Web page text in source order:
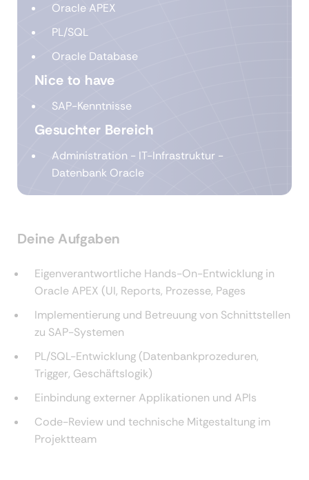
Oracle APEX
PL/SQL
Oracle Database
Nice to have
SAP-Kenntnisse
Gesuchter Bereich
Administration - IT-Infrastruktur -
Datenbank Oracle
Deine Aufgaben
Eigenverantwortliche Hands-On-Entwicklung in
Oracle APEX (UI, Reports, Prozesse, Pages
Implementierung und Betreuung von Schnittstellen
zu SAP-Systemen
PL/SQL-Entwicklung (Datenbankprozeduren,
Trigger, Geschäftslogik)
Einbindung externer Applikationen und APIs
Code-Review und technische Mitgestaltung im
Projektteam